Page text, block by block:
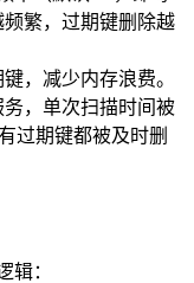
繁，过期键删除越
，减少内存浪费。
，单次扫描时间被
过期键都被及时删
辑：